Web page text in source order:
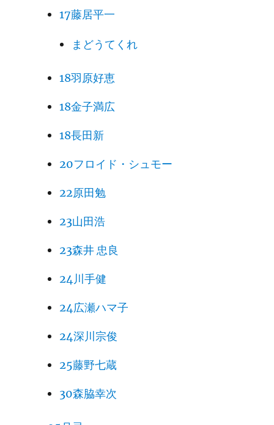
17藤居平一
まどうてくれ
18羽原好恵
18金子満広
18長田新
20フロイド・シュモー
22原田勉
23山田浩
23森井 忠良
24川手健
24広瀬ハマ子
24深川宗俊
25藤野七蔵
30森脇幸次